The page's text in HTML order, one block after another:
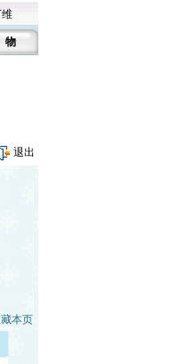
退出
本页